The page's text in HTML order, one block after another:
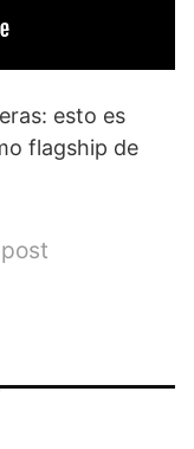
esto es
flagship de